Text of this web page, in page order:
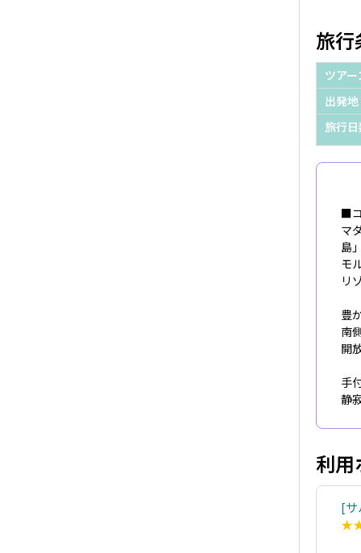
旅行
ツア
出発地
旅行
■
マ
島
モ
リ
豊
南
開
手
静
利用
サ